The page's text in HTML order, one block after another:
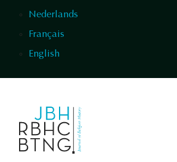
Nederlands
Français
English